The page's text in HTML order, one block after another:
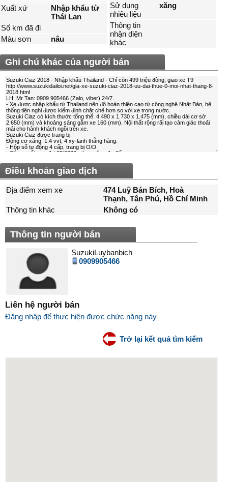
Xuất xứ
Nhập khẩu từ
Thái Lan
Số km đã đi
Màu sơn
nâu
Sử dụng
nhiêu liệu
xăng
Thông tin
nhận diện
khác
Ghi chú khác của người bán
Điều khoản giao dịch
Địa điểm xem xe
474 Luỹ Bán Bích, Hoà
Thạnh, Tân Phú, Hồ Chí Minh
Thông tin khác
Không có
Thông tin người bán
SuzukiLuybanbich
0909905466
Liên hệ người bán
Đăng nhập để thực hiện được chức năng này
Trở lại kết quả tìm kiếm